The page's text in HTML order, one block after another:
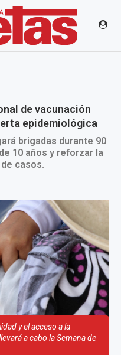
de vacunación
epidemiológica
brigadas durante 90
10 años y reforzar la
casos.
y el acceso a la
a cabo la Semana de